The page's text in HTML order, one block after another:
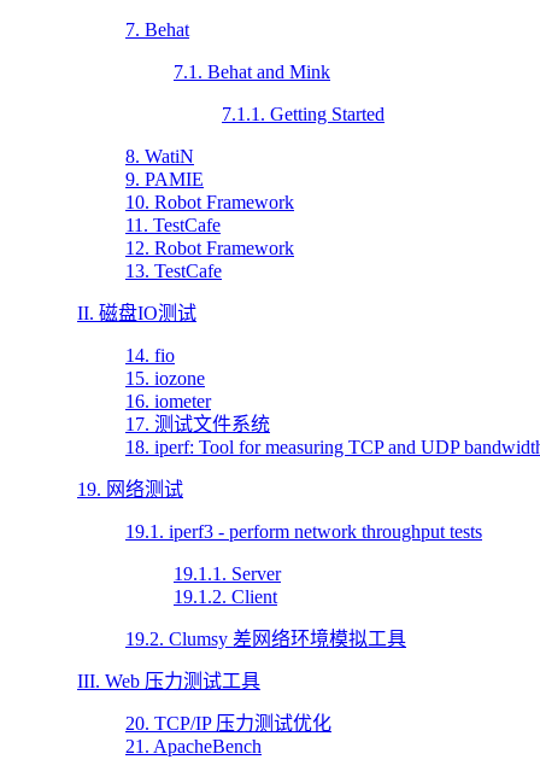
7. Behat
7.1. Behat and Mink
7.1.1. Getting Started
8. WatiN
9. PAMIE
10. Robot Framework
11. TestCafe
12. Robot Framework
13. TestCafe
II. 磁盘IO测试
14. fio
15. iozone
16. iometer
17. 测试文件系统
18. iperf: Tool for measuring TCP and UDP
19. 网络测试
19.1. iperf3 - perform network throughput tests
19.1.1. Server
19.1.2. Client
19.2. Clumsy 差网络环境模拟工具
III. Web 压力测试工具
20. TCP/IP 压力测试优化
21. ApacheBench